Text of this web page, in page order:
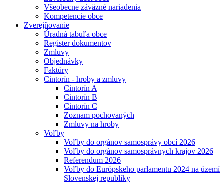
Všeobecne záväzné nariadenia
Kompetencie obce
Zverejňovanie
Úradná tabuľa obce
Register dokumentov
Zmluvy
Objednávky
Faktúry
Cintorín - hroby a zmluvy
Cintorín A
Cintorín B
Cintorín C
Zoznam pochovaných
Zmluvy na hroby
Voľby
Voľby do orgánov samosprávy obcí 2026
Voľby do orgánov samosprávnych krajov 2026
Referendum 2026
Voľby do Európskeho parlamentu 2024 na území
Slovenskej republiky